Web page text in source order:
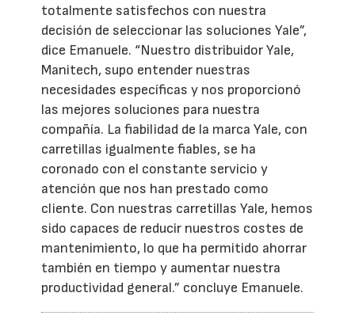
totalmente satisfechos con nuestra
decisión de seleccionar las soluciones Yale”,
dice Emanuele. “Nuestro distribuidor Yale,
Manitech, supo entender nuestras
necesidades específicas y nos proporcionó
las mejores soluciones para nuestra
compañía. La fiabilidad de la marca Yale, con
carretillas igualmente fiables, se ha
coronado con el constante servicio y
atención que nos han prestado como
cliente. Con nuestras carretillas Yale, hemos
sido capaces de reducir nuestros costes de
mantenimiento, lo que ha permitido ahorrar
también en tiempo y aumentar nuestra
productividad general.” concluye Emanuele.